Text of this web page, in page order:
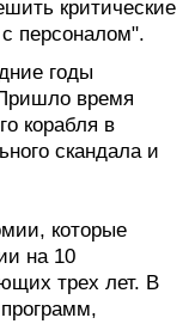
критические
персоналом".
годы
время
корабля в
скандала и
которые
на 10
трех лет. В